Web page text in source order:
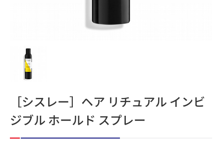
［シスレー］ヘア リチュアル インビ
ジブル ホールド スプレー